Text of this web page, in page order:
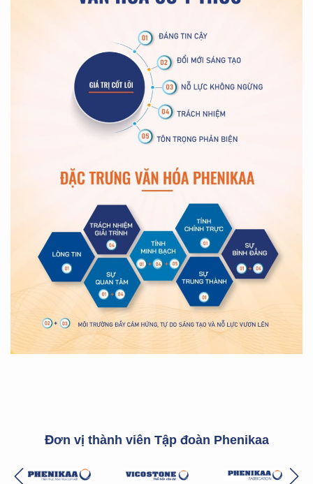
Đơn vị thành viên Tập đoàn Phenikaa